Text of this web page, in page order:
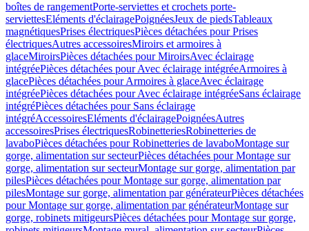
boîtes de rangementPorte-serviettes et crochets porte-
serviettesEléments d'éclairagePoignéesJeux de piedsTableaux
magnétiquesPrises électriquesPièces détachées pour Prises
électriquesAutres accessoiresMiroirs et armoires à
glaceMiroirsPièces détachées pour MiroirsAvec éclairage
intégréePièces détachées pour Avec éclairage intégréeArmoires à
glacePièces détachées pour Armoires à glaceAvec éclairage
intégréePièces détachées pour Avec éclairage intégréeSans éclairage
intégréPièces détachées pour Sans éclairage
intégréAccessoiresEléments d'éclairagePoignéesAutres
accessoiresPrises électriquesRobinetteriesRobinetteries de
lavaboPièces détachées pour Robinetteries de lavaboMontage sur
gorge, alimentation sur secteurPièces détachées pour Montage sur
gorge, alimentation sur secteurMontage sur gorge, alimentation par
pilesPièces détachées pour Montage sur gorge, alimentation par
pilesMontage sur gorge, alimentation par générateurPièces détachées
pour Montage sur gorge, alimentation par générateurMontage sur
gorge, robinets mitigeursPièces détachées pour Montage sur gorge,